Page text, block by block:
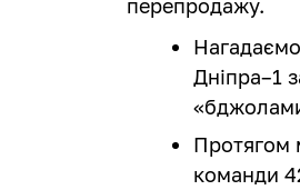
перепродажу.
Дніпра–1
Протягом
команди